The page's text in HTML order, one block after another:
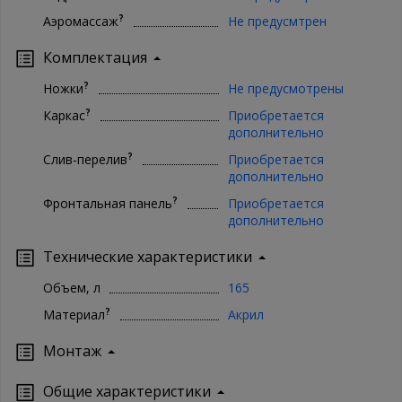
Аэромассаж? Не предусмтрен
Комплектация
Ножки?
Не предусмотрены
Каркас?
Приобретается
дополнительно
Слив-перелив?
Приобретается
дополнительно
Фронтальная панель?
Приобретается
дополнительно
Технические характеристики
Объем, л
165
Материал? Акрил
Монтаж
Oбщие характеристики